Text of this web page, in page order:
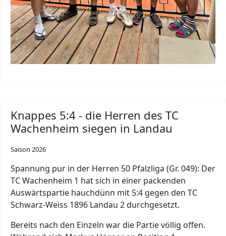
Knappes 5:4 - die Herren des TC
Wachenheim siegen in Landau
Saison 2026
Spannung pur in der Herren 50 Pfalzliga (Gr. 049): Der
TC Wachenheim 1 hat sich in einer packenden
Auswärtspartie hauchdünn mit 5:4 gegen den TC
Schwarz-Weiss 1896 Landau 2 durchgesetzt.
Bereits nach den Einzeln war die Partie völlig offen.